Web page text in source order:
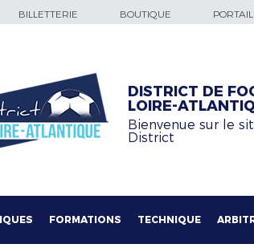
BILLETTERIE BOUTIQUE
DISTRICT DE
LOIRE-
Bienvenue sur le
District
FORMATIONS TECHNIQUE